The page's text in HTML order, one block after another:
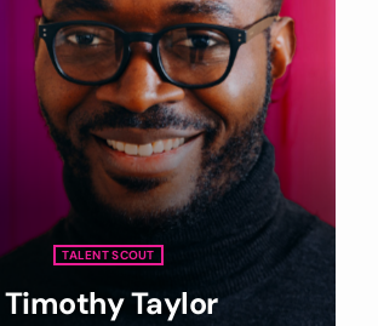
TALENT SCOUT
Timothy Taylor